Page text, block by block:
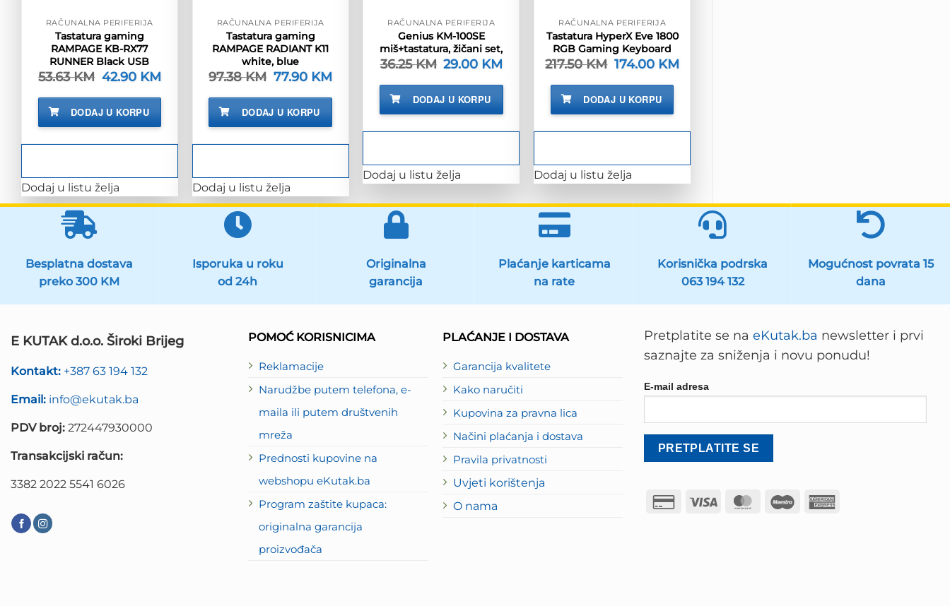
RAČUNALNA PERIFERIJA
Tastatura gaming
RAMPAGE KB-RX77
RUNNER Black USB
53.63KM Izvorna
cijena
bila
53.63 KM.
42.90 KM Trenutna
je:
DODAJ U KORPU
Dodaj u listu želja
RAČUNALNA PERIFERIJA
Tastatura gaming
RAMPAGE RADIANT K11
white, blue
97.38KM Izvorna
cijena
bila
97.38 KM.
77.90 KM
je:
77.90 KM.
DODAJ U KORPU
Dodaj u listu želja
RAČUNALNA PERIFERIJA
Genius KM-100SE
miš+tastatura, žičani set,
36.25KM Izvorna
cijena
bila
36.25 KM.
29.00 KM Trenutna
je:
DODAJ U KORPU
Dodaj u listu želja
RAČUNALNA PERIFERIJA
Tastatura HyperX Eve 1800
RGB Gaming Keyboard
217.50KM Izvorna
cijena
bila
217.50 KM.
174.00 KM
DODAJ U KORPU
Dodaj u listu želja
Besplatna dostava
preko 300 KM
Isporuka u roku
od 24h
Originalna
garancija
Plaćanje karticama
na rate
Korisnička podrska
063 194 132
Mogućnost povrata 15
dana
E KUTAK d.o.o. Široki Brijeg
Kontakt: +387 63 194 132
Email: info@ekutak.ba
PDV broj: 272447930000
Transakcijski račun:
3382 2022 5541 6026
POMOĆ KORISNICIMA
Reklamacije
Narudžbe putem telefona, e-
maila ili putem društvenih
mreža
Prednosti kupovine na
webshopu eKutak.ba
Program zaštite kupaca:
originalna garancija
proizvođača
PLAĆANJE I DOSTAVA
Garancija kvalitete
Kako naručiti
Kupovina za pravna lica
Načini plaćanja i dostava
Pravila privatnosti
Uvjeti korištenja
O nama
Pretplatite se na eKutak.ba newsletter i prvi
saznajte za sniženja i novu ponudu!
E-mail adresa
Credit
Visa MasterCard
Maestro